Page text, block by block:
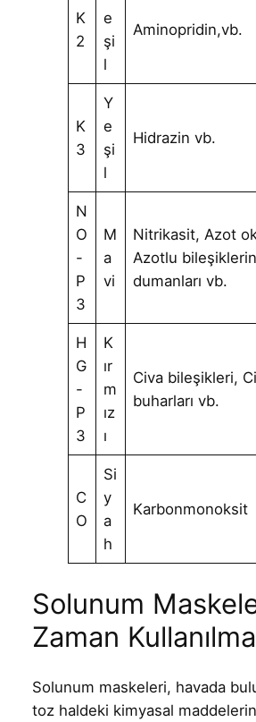
K
2
e
şi
l
Aminopridin,vb.
K
3
Y
e
şi
l
Hidrazin vb.
N
O
-
P
3
M
a
vi
Nitrikasit, Azot
Azotlu bileşiklerin
dumanları vb.
H
G
-
P
3
K
ır
m
ız
ı
Civa bileşikleri,
buharları vb.
C
O
Si
y
a
h
Karbonmonoksit
Solunum
Zaman
Solunum maskeleri, havada
toz haldeki kimyasal maddelerin